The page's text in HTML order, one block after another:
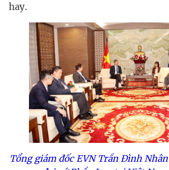
hay.
Tổng giám đốc EVN Trần Đình